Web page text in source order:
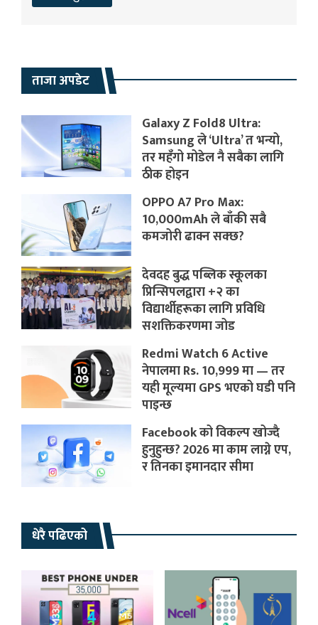
ताजा अपडेट
Galaxy Z Fold8 Ultra:
Samsung ले ‘Ultra’ त भन्यो,
तर महँगो मोडेल नै सबैका लागि
ठीक होइन
OPPO A7 Pro Max:
10,000mAh ले बाँकी सबै
कमजोरी ढाक्न सक्छ?
देवदह बुद्ध पब्लिक स्कूलका
प्रिन्सिपलद्वारा +२ का
विद्यार्थीहरूका लागि प्रविधि
सशक्तिकरणमा जोड
Redmi Watch 6 Active
नेपालमा Rs. 10,999 मा — तर
यही मूल्यमा GPS भएको घडी पनि
पाइन्छ
Facebook को विकल्प खोज्दै
हुनुहुन्छ? 2026 मा काम लाग्ने एप,
र तिनका इमानदार सीमा
धेरै पढिएको